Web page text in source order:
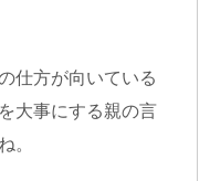
仕方が向いている
大事にする親の言
。